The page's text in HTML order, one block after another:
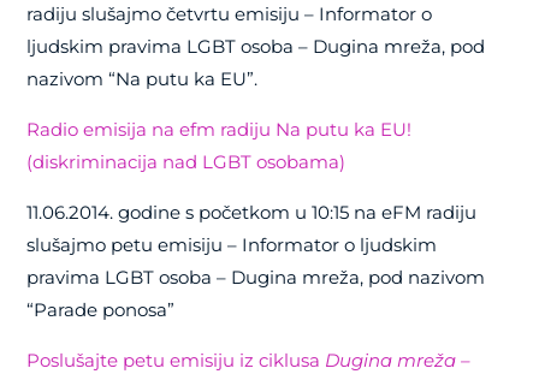
radiju slušajmo četvrtu emisiju – Informator o
ljudskim pravima LGBT osoba – Dugina mreža, pod
nazivom “Na putu ka EU”.
Radio emisija na efm radiju Na putu ka EU!
(diskriminacija nad LGBT osobama)
11.06.2014. godine s početkom u 10:15 na eFM radiju
slušajmo petu emisiju – Informator o ljudskim
pravima LGBT osoba – Dugina mreža, pod nazivom
“Parade ponosa”
Poslušajte petu emisiju iz ciklusa Dugina mreža –